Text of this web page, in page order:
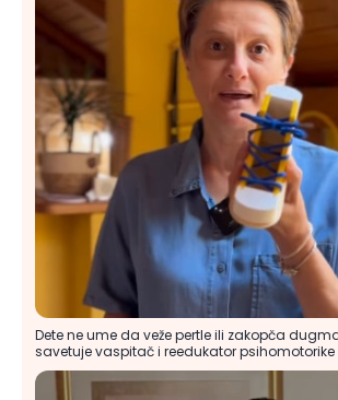
Dete ne ume da veže pertle ili zakopča
savetuje vaspitač i reedukator psihomotorike